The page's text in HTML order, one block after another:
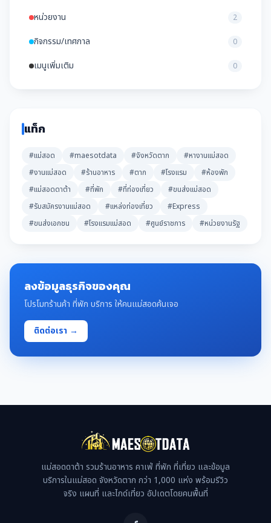
หน่วยงาน 2
กิจกรรม/เทศกาล 0
เมนูเพิ่มเติม 0
แท็ก
#แม่สอด #maesotdata #จังหวัดตาก
#หางานแม่สอด
#งานแม่สอด
#ร้านอาหาร #ตาก #โรงแรม
#ห้องพัก
#แม่สอดดาต้า
#ที่พัก #ที่ท่องเที่ยว
#ขนส่งแม่สอด
#รับสมัครงานแม่สอด
#แหล่งท่องเที่ยว
#Express
#ขนส่งเอกชน
#โรงแรมแม่สอด #ศูนย์ราชการ #หน่วยงานรัฐ
ลงข้อมูลธุรกิจของคุณ
โปรโมทร้านค้า ที่พัก บริการ ให้คนแม่สอดค้นเจอ
ติดต่อเรา →
แม่สอดดาต้า รวมร้านอาหาร คาเฟ่ ที่พัก ที่เที่ยว และข้อมูล
บริการในแม่สอด จังหวัดตาก กว่า 1,000 แห่ง พร้อมรีวิว
จริง แผนที่ และไกด์เที่ยว อัปเดตโดยคนพื้นที่